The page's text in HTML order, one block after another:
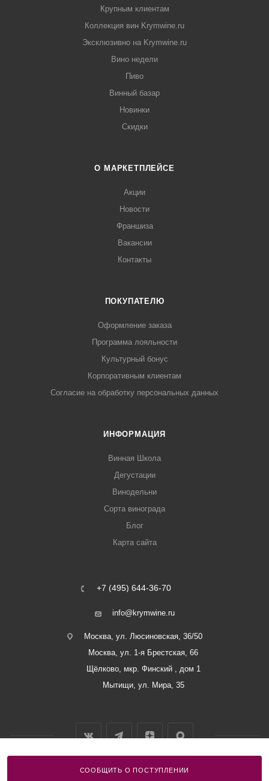
СООБЩИТЬ О ПОСТУПЛЕНИИ
Крупным клиентам
Коллекция вин Krymwine.ru
Эксклюзивно на Krymwine.ru
Вино недели
Пиво
Винный базар
Новинки
Скидки
О МАРКЕТПЛЕЙСЕ
Акции
Новости
Франшиза
Вакансии
Контакты
ПОКУПАТЕЛЮ
Оформление заказа
Программа лояльности
Культурный бонус
Корпоративным клиентам
Согласие на обработку персональных данных
ИНФОРМАЦИЯ
Винная Школа
Дегустации
Винодельни
Сорта винограда
Блог
Карта сайта
+7 (495) 644-36-70
info@krymwine.ru
Москва, ул. Люсиновская, 36/50
Москва, ул. 1-я Брестская, 66
Щёлково, мкр. Финский , дом 1
Мытищи, ул. Мира, 35